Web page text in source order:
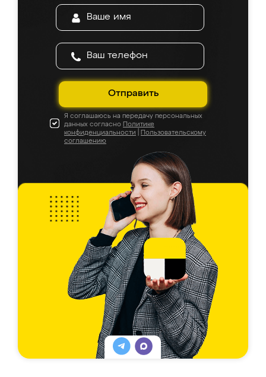
Отправить
Я соглашаюсь на передачу персональных
данных согласно Политике
конфиденциальности
Пользовательскому
соглашению